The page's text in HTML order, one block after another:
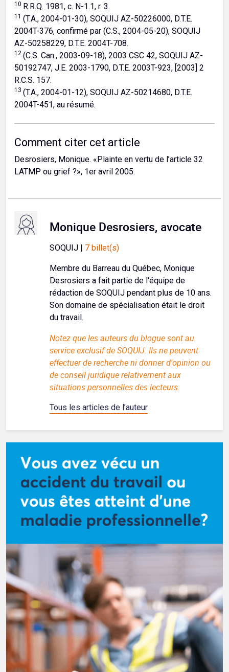
10 R.R.Q. 1981, c. N-1.1, r. 3.
11 (T.A., 2004-01-30), SOQUIJ AZ-50226000, D.T.E.
2004T-376, confirmé par (C.S., 2004-05-20), SOQUIJ
AZ-50258229, D.T.E. 2004T-708.
12 (C.S. Can., 2003-09-18), 2003 CSC 42, SOQUIJ AZ-
50192747, J.E. 2003-1790, D.T.E. 2003T-923, [2003] 2
R.C.S. 157.
13 (T.A., 2004-01-12), SOQUIJ AZ-50214680, D.T.E.
2004T-451, au résumé.
Comment citer cet article
Desrosiers, Monique. «Plainte en vertu de l’article 32
LATMP ou grief ?», 1er avril 2005.
Monique Desrosiers, avocate
SOQUIJ | 7 billet(s)
Membre du Barreau du Québec, Monique
Desrosiers a fait partie de l'équipe de
rédaction de SOQUIJ pendant plus de 10 ans.
Son domaine de spécialisation était le droit
du travail.
Notez que les auteurs du blogue sont au
service exclusif de SOQUIJ. Ils ne peuvent
effectuer de recherche ni donner d'opinion ou
de conseil juridique relativement aux
situations personnelles des lecteurs.
Tous les articles de l’auteur